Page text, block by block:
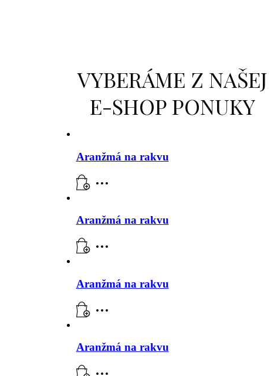
VYBERÁME Z NAŠEJ
E-SHOP PONUKY
Aranžmá na rakvu
Aranžmá na rakvu
Aranžmá na rakvu
Aranžmá na rakvu